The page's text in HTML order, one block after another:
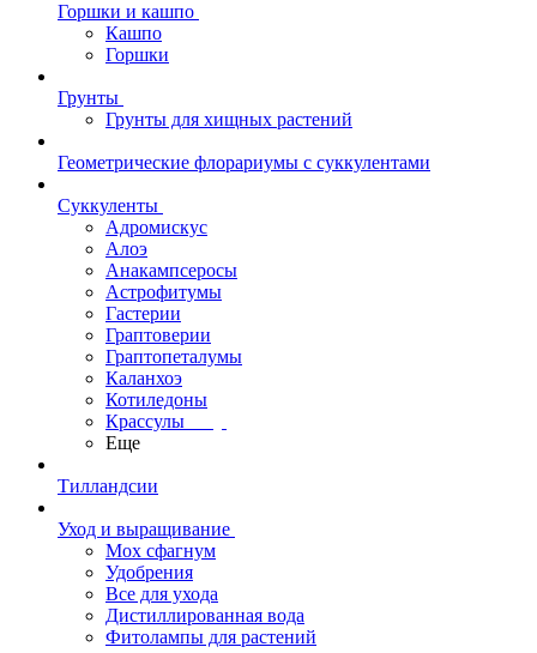
Горшки и кашпо
Кашпо
Горшки
Грунты
Грунты для хищных растений
Геометрические флорариумы с суккулентами
Суккуленты
Адромискус
Алоэ
Анакампсеросы
Астрофитумы
Гастерии
Граптоверии
Граптопеталумы
Каланхоэ
Котиледоны
Крассулы
Еще
Тилландсии
Уход и выращивание
Мох сфагнум
Удобрения
Все для ухода
Дистиллированная вода
Фитолампы для растений